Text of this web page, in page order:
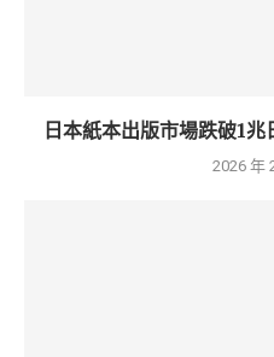
日本紙本出版市場跌破1
2026 年